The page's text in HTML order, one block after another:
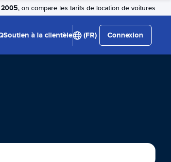
, on compare les tarifs de location de voitures
Soutien à la clientèle (FR) Connexion